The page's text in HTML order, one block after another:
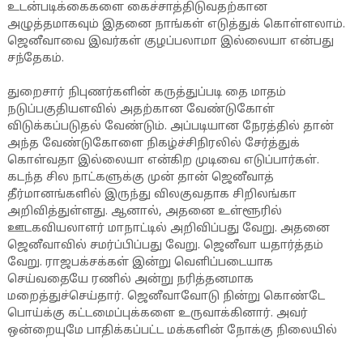
உடன்படிக்கைகளை கைச்சாத்திடுவதற்கான
அழுத்தமாகவும் இதனை நாங்கள் எடுத்துக் கொள்ளலாம்.
ஜெனீவாவை இவர்கள் குழப்பலாமா இல்லையா என்பது
சந்தேகம்.
துறைசார் நிபுணர்களின் கருத்துப்படி தை மாதம்
நடுப்பகுதியளவில் அதற்கான வேண்டுகோள்
விடுக்கப்படுதல் வேண்டும். அப்படியான நேரத்தில் தான்
அந்த வேண்டுகோளை நிகழ்ச்சிநிரலில் சேர்த்துக்
கொள்வதா இல்லையா என்கிற முடிவை எடுப்பார்கள்.
கடந்த சில நாட்களுக்கு முன் தான் ஜெனீவாத்
தீர்மானங்களில் இருந்து விலகுவதாக சிறிலங்கா
அறிவித்துள்ளது. ஆனால், அதனை உள்ளூரில்
ஊடகவியலாளர் மாநாட்டில் அறிவிப்பது வேறு. அதனை
ஜெனீவாவில் சமர்ப்பிப்பது வேறு. ஜெனீவா யதார்த்தம்
வேறு. ராஜபக்சக்கள் இன்று வெளிப்படையாக
செய்வதையே ரணில் அன்று நரித்தனமாக
மறைத்துச்செய்தார். ஜெனீவாவோடு நின்று கொண்டே
பொய்க்கு கட்டமைப்புக்களை உருவாக்கினார். அவர்
ஒன்றையுமே பாதிக்கப்பட்ட மக்களின் நோக்கு நிலையில்